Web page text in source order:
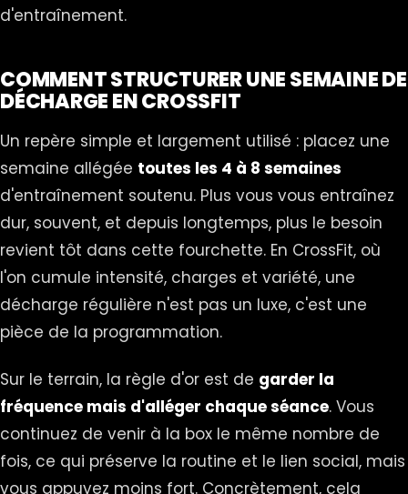
d'entraînement.
COMMENT STRUCTURER UNE SEMAINE DE
DÉCHARGE EN CROSSFIT
Un repère simple et largement utilisé : placez une
semaine allégée toutes les 4 à 8 semaines
d'entraînement soutenu. Plus vous vous entraînez
dur, souvent, et depuis longtemps, plus le besoin
revient tôt dans cette fourchette. En CrossFit, où
l'on cumule intensité, charges et variété, une
décharge régulière n'est pas un luxe, c'est une
pièce de la programmation.
Sur le terrain, la règle d'or est de garder la
fréquence mais d'alléger chaque séance. Vous
continuez de venir à la box le même nombre de
fois, ce qui préserve la routine et le lien social, mais
vous appuyez moins fort. Concrètement, cela